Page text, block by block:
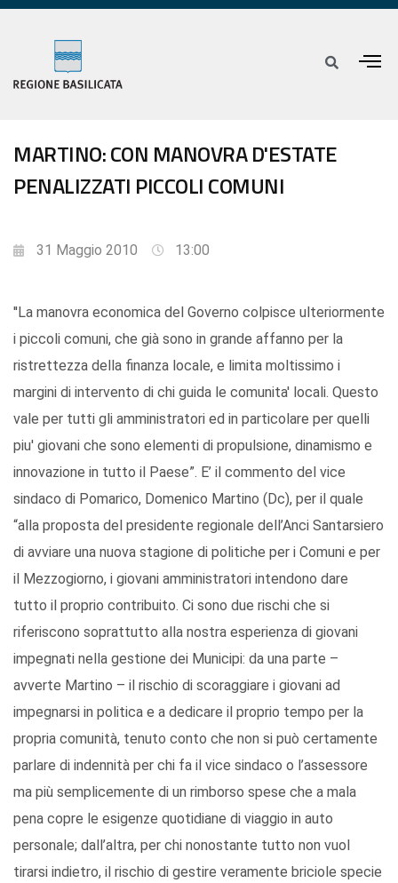
MARTINO: CON MANOVRA D'ESTATE
PENALIZZATI PICCOLI COMUNI
31 Maggio 2010 13:00
''La manovra economica del Governo colpisce ulteriormente
i piccoli comuni, che già sono in grande affanno per la
ristrettezza della finanza locale, e limita moltissimo i
margini di intervento di chi guida le comunita' locali. Questo
vale per tutti gli amministratori ed in particolare per quelli
piu' giovani che sono elementi di propulsione, dinamismo e
innovazione in tutto il Paese”. E’ il commento del vice
sindaco di Pomarico, Domenico Martino (Dc), per il quale
“alla proposta del presidente regionale dell’Anci Santarsiero
di avviare una nuova stagione di politiche per i Comuni e per
il Mezzogiorno, i giovani amministratori intendono dare
tutto il proprio contribuito. Ci sono due rischi che si
riferiscono soprattutto alla nostra esperienza di giovani
impegnati nella gestione dei Municipi: da una parte –
avverte Martino – il rischio di scoraggiare i giovani ad
impegnarsi in politica e a dedicare il proprio tempo per la
propria comunità, tenuto conto che non si può certamente
parlare di indennità per chi fa il vice sindaco o l’assessore
ma più semplicemente di un rimborso spese che a mala
pena copre le esigenze quotidiane di viaggio in auto
personale; dall’altra, per chi nonostante tutto non vuol
tirarsi indietro, il rischio di gestire veramente briciole specie